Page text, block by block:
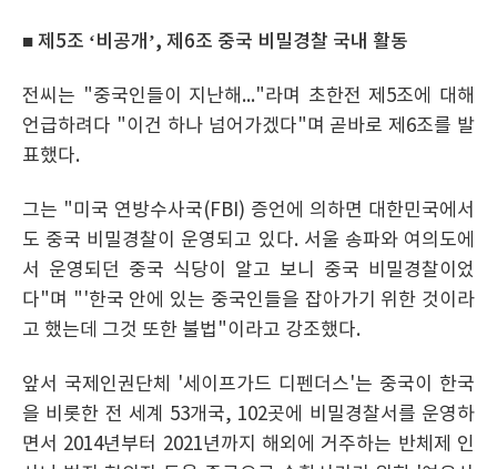
■ 제5조 ‘비공개’, 제6조 중국 비밀경찰 국내 활동
전씨는 "중국인들이 지난해..."라며 초한전 제5조에 대해
언급하려다 "이건 하나 넘어가겠다"며 곧바로 제6조를 발
표했다.
그는 "미국 연방수사국(FBI) 증언에 의하면 대한민국에서
도 중국 비밀경찰이 운영되고 있다. 서울 송파와 여의도에
서 운영되던 중국 식당이 알고 보니 중국 비밀경찰이었
다"며 "'한국 안에 있는 중국인들을 잡아가기 위한 것이라
고 했는데 그것 또한 불법"이라고 강조했다.
앞서 국제인권단체 '세이프가드 디펜더스'는 중국이 한국
을 비롯한 전 세계 53개국, 102곳에 비밀경찰서를 운영하
면서 2014년부터 2021년까지 해외에 거주하는 반체제 인